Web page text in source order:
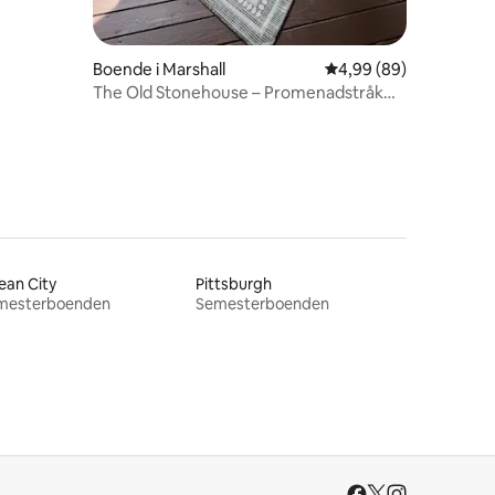
Boende i Marshall 4,99 av 5 i
4,99 (89)
The Old Stonehouse – Promenadstråk
City
Pittsburgh
Semesterboenden